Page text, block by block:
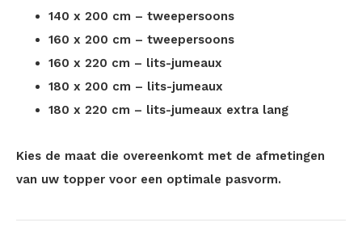
140 x 200 cm – tweepersoons
160 x 200 cm – tweepersoons
160 x 220 cm – lits-jumeaux
180 x 200 cm – lits-jumeaux
180 x 220 cm – lits-jumeaux extra lang
Kies de maat die overeenkomt met de afmetingen
van uw topper voor een optimale pasvorm.